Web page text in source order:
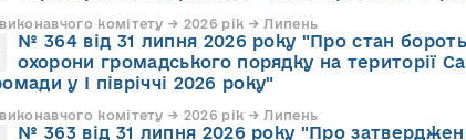
комітету → 2026 рік → Липень
№ 364 від 31 липня 2026 року "Про стан
охорони громадського порядку на території
у І півріччі 2026 року"
комітету → 2026 рік → Липень
№ 363 від 31 липня 2026 року "Про